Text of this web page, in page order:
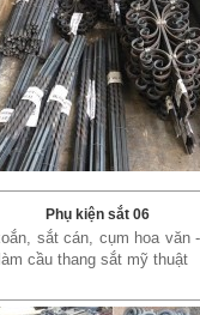
Phụ kiện sắt 06
sắt cán, cụm hoa văn
cầu thang sắt mỹ thuật